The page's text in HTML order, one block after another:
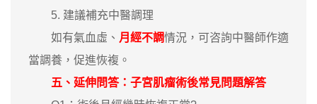
5. 建議補充中醫調理
如有氣血虛、 月經不調情況，可咨詢中醫師作適
當調養，促進恢複。
五、延伸問答：子宮肌瘤術後常見問題解答